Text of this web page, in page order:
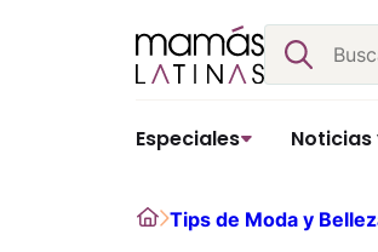
Buscar
Especiales Noticias
HomeTips de Moda y